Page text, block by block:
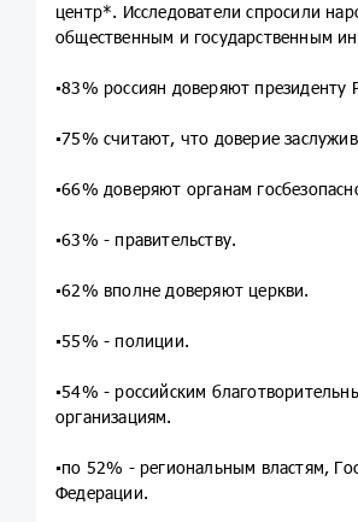
центр*. Исследователи спросили
общественным и государственным
▪️83% россиян доверяют президенту
▪️75% считают, что доверие
▪️66% доверяют органам
▪️63% - правительству.
▪️62% вполне доверяют церкви.
▪️55% - полиции.
▪️54% - российским
организациям.
▪️по 52% - региональным властям,
Федерации.